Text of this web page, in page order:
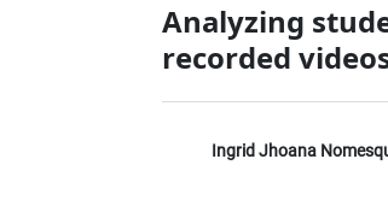
Analyzing
recorded
Ingrid Jhoana